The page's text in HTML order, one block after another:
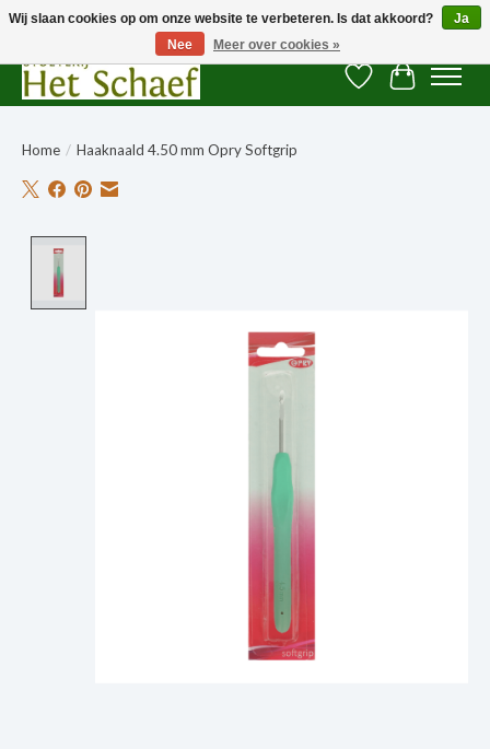
Verlanglijst
Home / Haaknaald 4.50 mm Opry Softgrip
Wij slaan cookies op om onze website te verbeteren. Is dat akkoord?
Ja
Nee
Meer over cookies »